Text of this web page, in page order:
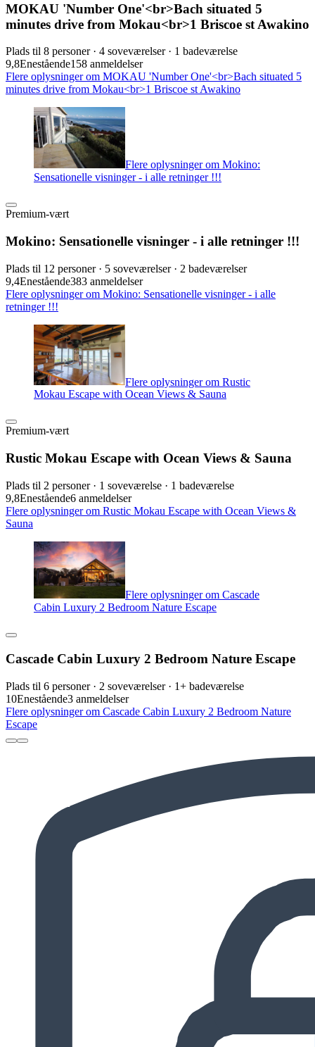
MOKAU 'Number One'<br>Bach situated 5
minutes drive from Mokau<br>1 Briscoe st Awakino
Plads til 8 personer · 4 soveværelser · 1 badeværelse
9,8Enestående158 anmeldelser
Flere oplysninger om MOKAU 'Number One'<br>Bach situated 5
minutes drive from Mokau<br>1 Briscoe st Awakino
Flere oplysninger om Mokino:
Sensationelle visninger - i alle retninger !!!
Premium-vært
Mokino: Sensationelle visninger - i alle retninger !!!
Plads til 12 personer · 5 soveværelser · 2 badeværelser
9,4Enestående383 anmeldelser
Flere oplysninger om Mokino: Sensationelle visninger - i alle
retninger !!!
Flere oplysninger om Rustic
Mokau Escape with Ocean Views & Sauna
Premium-vært
Rustic Mokau Escape with Ocean Views & Sauna
Plads til 2 personer · 1 soveværelse · 1 badeværelse
9,8Enestående6 anmeldelser
Flere oplysninger om Rustic Mokau Escape with Ocean Views &
Sauna
Flere oplysninger om Cascade
Cabin Luxury 2 Bedroom Nature Escape
Cascade Cabin Luxury 2 Bedroom Nature Escape
Plads til 6 personer · 2 soveværelser · 1+ badeværelse
10Enestående3 anmeldelser
Flere oplysninger om Cascade Cabin Luxury 2 Bedroom Nature
Escape